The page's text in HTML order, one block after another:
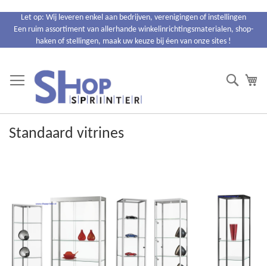
naar
Let op: Wij leveren enkel aan bedrijven, verenigingen of instellingen
Een ruim assortiment van allerhande winkelinrichtingsmaterialen, shop-
haken of stellingen, maak uw keuze bij éen van onze sites !
Search
Standaard vitrines